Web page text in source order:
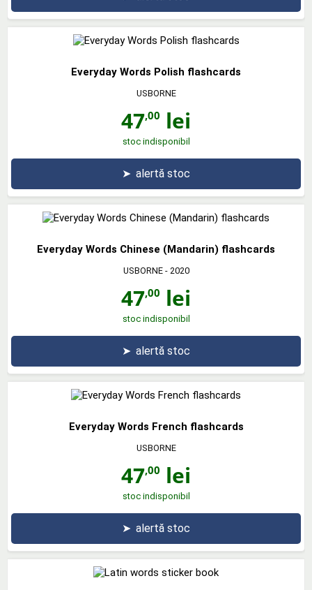
Everyday Words Polish flashcards
USBORNE
47,00 lei
stoc indisponibil
➤ alertă stoc
Everyday Words Chinese (Mandarin) flashcards
USBORNE- 2020
47,00 lei
stoc indisponibil
➤ alertă stoc
Everyday Words French flashcards
USBORNE
47,00 lei
stoc indisponibil
➤ alertă stoc